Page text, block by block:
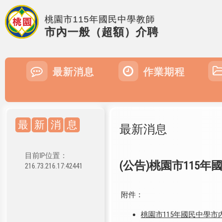
桃園市115年國民中學教師
市內一般（超額）介聘
最新消息 作業期程
最 新 消 息
目前IP位置：
216.73.216.17:42441
最新消息
(公告)桃園市115年
附件：
桃園市115年國民中學